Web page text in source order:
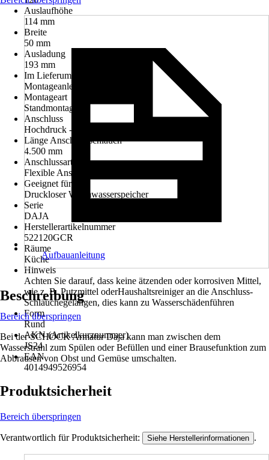
Auslaufhöhe
114 mm
Breite
50 mm
Ausladung
193 mm
Im Lieferumfang enthalten
Montageanleitung
Montageart
Standmontage
Anschluss
Hochdruck - druckfest
Länge Anschlussschlauch
4.500 mm
Anschlussart
Flexible Anschlussschläuche 3/8"
Geeignet für
Druckloser Warmwasserspeicher
Serie
DAJA
Herstellerartikelnummer
522120GCR
Räume
Küche
Hinweis
Achten Sie darauf, dass keine ätzenden oder korrosiven Mittel,
wie z. B. Putzmittel oderHaushaltsreiniger an die Anschluss-
Schläuchegelangen, dies kann zu Wasserschädenführen
Form
Rund
AKN (Artikelkurznummer)
JS24
EAN
4014949526954
Aufbauanleitung
Beschreibung
Bereich überspringen
Bei der SCHOCK Armatur Daja kann man zwischen dem
Wasserstrahl zum Spülen oder Befüllen und einer Brausefunktion zum
Abbrausen von Obst und Gemüse umschalten.
Produktsicherheit
Bereich überspringen
Verantwortlich für Produktsicherheit: Siehe Herstellerinformationen .